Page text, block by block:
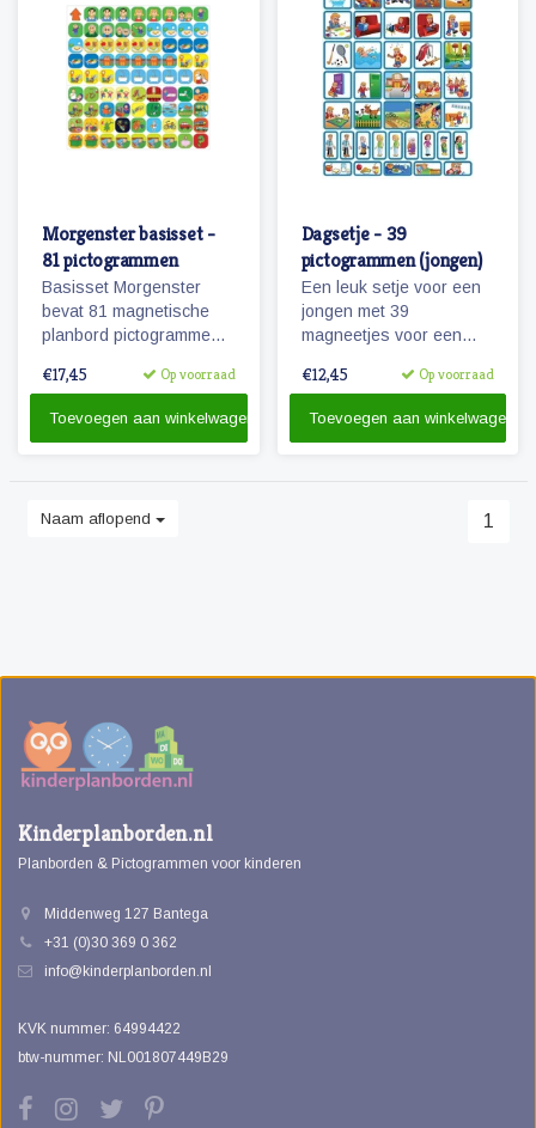
Morgenster basisset -
81 pictogrammen
Basisset Morgenster
bevat 81 magnetische
planbord pictogrammen
planbord Morgenster.
€17,45 Op voorraad
Toevoegen aan winkelwagen
Dagsetje - 39
pictogrammen (jongen)
Een leuk setje voor een
jongen met 39
magneetjes voor een
magneetjes voor school,
natuurlijk ook sport, spel
€12,45 Op voorraad
Toevoegen aan winkelwagen
Naam aflopend 1
Kinderplanborden.nl
Planborden & Pictogrammen voor kinderen
Middenweg 127 Bantega
+31 (0)30 369 0 362
info@kinderplanborden.nl
KVK nummer: 64994422
btw-nummer: NL001807449B29